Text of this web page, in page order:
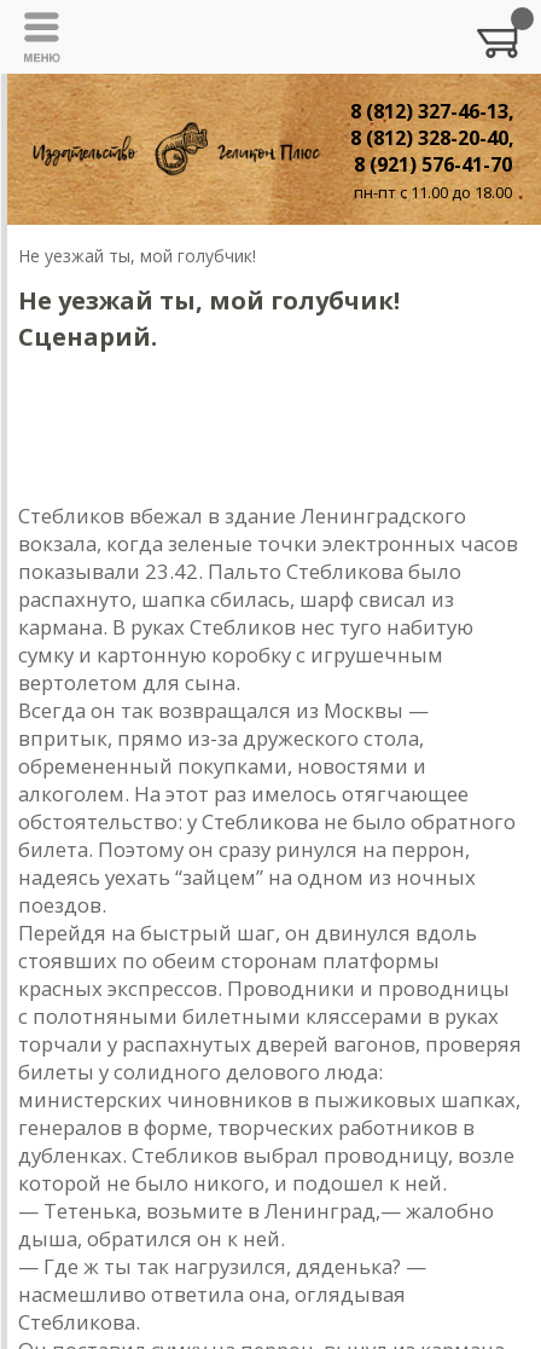
8 (812) 327-46-13,
8 (812) 328-20-40,
8 (921) 576-41-70
пн-пт с 11.00 до 18.00
Не уезжай ты, мой голубчик!
Не уезжай ты, мой голубчик!
Сценарий.
Стебликов вбежал в здание Ленинградского
вокзала, когда зеленые точки электронных часов
показывали 23.42. Пальто Стебликова было
распахнуто, шапка сбилась, шарф свисал из
кармана. В руках Стебликов нес туго набитую
сумку и картонную коробку с игрушечным
вертолетом для сына.
Всегда он так возвращался из Москвы —
впритык, прямо из-за дружеского стола,
обремененный покупками, новостями и
алкоголем. На этот раз имелось отягчающее
обстоятельство: у Стебликова не было обратного
билета. Поэтому он сразу ринулся на перрон,
надеясь уехать “зайцем” на одном из ночных
поездов.
Перейдя на быстрый шаг, он двинулся вдоль
стоявших по обеим сторонам платформы
красных экспрессов. Проводники и проводницы
с полотняными билетными кляссерами в руках
торчали у распахнутых дверей вагонов, проверяя
билеты у солидного делового люда:
министерских чиновников в пыжиковых шапках,
генералов в форме, творческих работников в
дубленках. Стебликов выбрал проводницу, возле
которой не было никого, и подошел к ней.
— Тетенька, возьмите в Ленинград,— жалобно
дыша, обратился он к ней.
— Где ж ты так нагрузился, дяденька? —
насмешливо ответила она, оглядывая
Стебликова.